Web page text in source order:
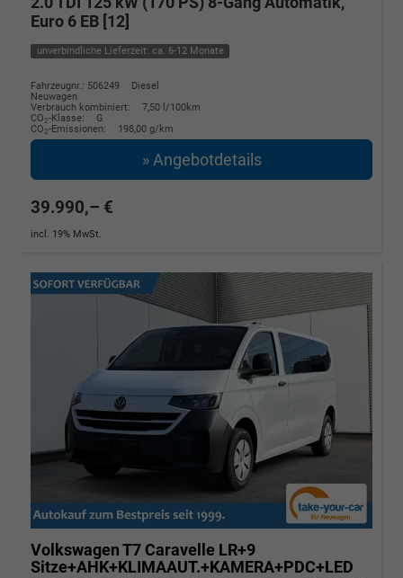
Euro 6 EB [12]
unverbindliche Lieferzeit: ca. 6-12 Monate
Fahrzeugnr.: 506249
Diesel
Neuwagen
Verbrauch kombiniert:
7,50 l/100km
CO2-Klasse:
G
CO2-Emissionen: 198,00 g/km
» Angebotdetails
39.990,– €
incl. 19% MwSt.
Volkswagen T7 Caravelle LR+9
Sitze+AHK+KLIMAAUT.+KAMERA+PDC+LED